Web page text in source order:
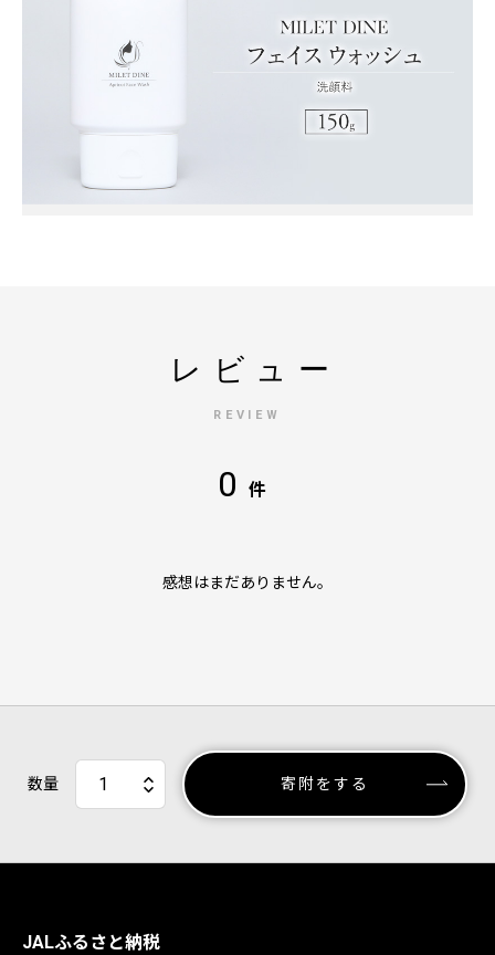
レビュー
REVIEW
0 件
感想はまだありません。
数量 寄附をする
JALふるさと納税